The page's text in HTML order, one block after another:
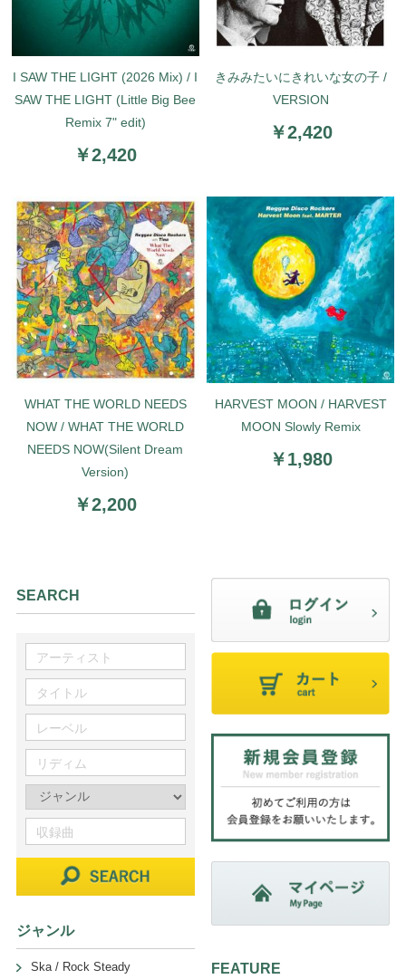
I SAW THE LIGHT (2026 Mix) / I
SAW THE LIGHT (Little Big Bee
Remix 7" edit)
￥2,420
きみみたいにきれいな女の子 /
VERSION
￥2,420
WHAT THE WORLD NEEDS
NOW / WHAT THE WORLD
NEEDS NOW(Silent Dream
Version)
￥2,200
HARVEST MOON / HARVEST
MOON Slowly Remix
￥1,980
SEARCH
ジャンル
Ska / Rock Steady FEATURE